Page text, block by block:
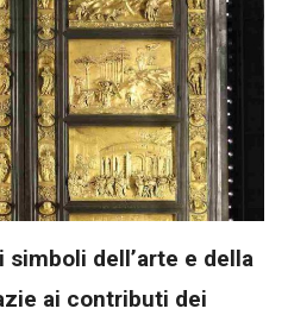
simboli dell’arte e della
ai contributi dei